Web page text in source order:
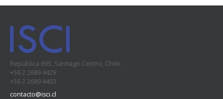
República 695, Santiago Centro, Chile.
+56 2 2689 4429
+56 2 2689 4403
contacto@isci.cl